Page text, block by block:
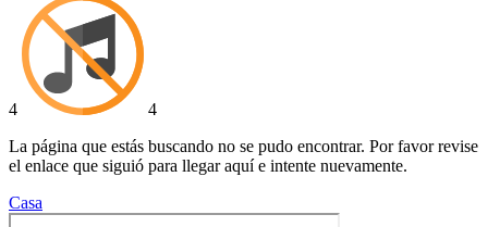
4
4
La página que estás buscando no se pudo encontrar. Por favor revise
el enlace que siguió para llegar aquí e intente nuevamente.
Casa